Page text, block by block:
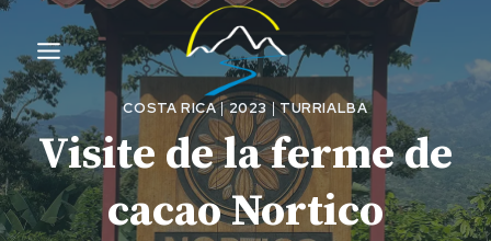
Aller
contenu
COSTA RICA|2023|TURRIALBA
Visite de la ferme de
cacao Nortico